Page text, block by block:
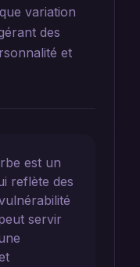
variation
des
et
est un
reflète des
servir